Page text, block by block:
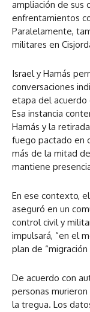
ampliación de sus
enfrentamientos
Paralelamente,
militares en
Israel y Hamás
conversaciones
etapa del acuerdo
Esa instancia
Hamás y la
fuego pactado en
más de la mitad
mantiene
En ese contexto,
aseguró en un
control civil y
impulsará, “en el
plan de
De acuerdo con
personas
la tregua. Los